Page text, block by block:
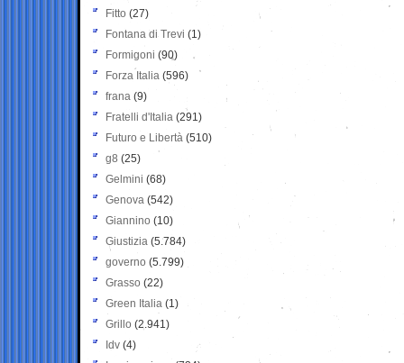
Fitto (27)
Fontana di Trevi (1)
Formigoni (90)
Forza Italia (596)
frana (9)
Fratelli d'Italia (291)
Futuro e Libertà (510)
g8 (25)
Gelmini (68)
Genova (542)
Giannino (10)
Giustizia (5.784)
governo (5.799)
Grasso (22)
Green Italia (1)
Grillo (2.941)
Idv (4)